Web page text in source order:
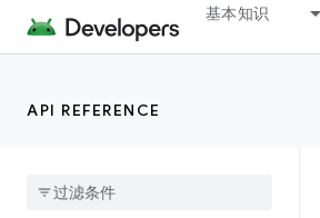
基本知识
API REFERENCE